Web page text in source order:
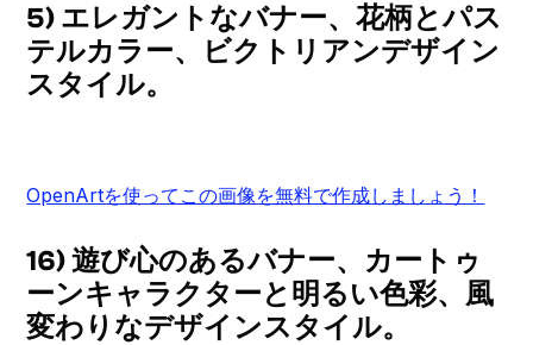
5) エレガントなバナー、花柄とパス
テルカラー、ビクトリアンデザイン
スタイル。
OpenArtを使ってこの画像を無料で作成しましょう！
16) 遊び心のあるバナー、カートゥ
ーンキャラクターと明るい色彩、風
変わりなデザインスタイル。